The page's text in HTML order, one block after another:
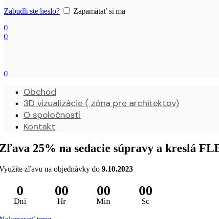
Zabudli ste heslo?
Zapamätať si ma
0
0
0
Obchod
3D vizualizácie ( zóna pre architektov)
O spoločnosti
Kontakt
25% na sedacie súpravy a kreslá
zľavu na objednávky do 9.10.2023
0
Dni
00
Hr
00
Min
00
Sc